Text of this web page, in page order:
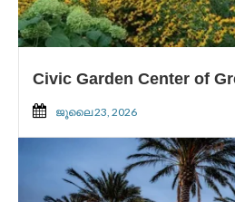
Civic Garden Center of
ജൂലൈ 23, 2026